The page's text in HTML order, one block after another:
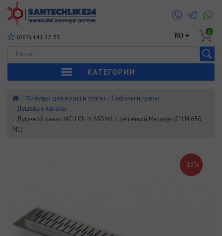
(067) 141 22 33 RU 0
КАТЕГОРИИ
Фильтры для воды и трапы
Сифоны и трапы
Душевые каналы
Душевой канал MCH CH N 650 M1 с решеткой Медиум (CH N 650
M1)
-13%